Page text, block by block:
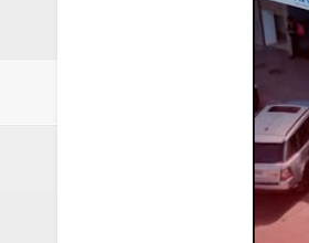
PL e
Renata